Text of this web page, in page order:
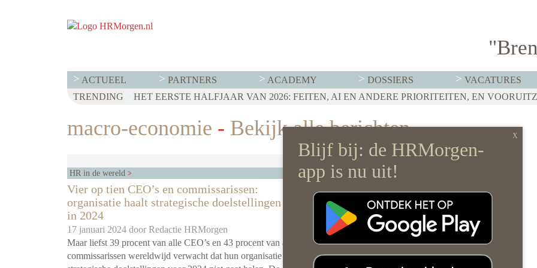
ACTUEEL PARTNERS ACADEMY DOSSIERS VACATURES
TRENDING WET LOONTRANSPARANTIE: DIT MOET HR NU AL REGELEN
HET EERSTE HALFJAAR VAN 2026: FEITEN, AI EN ANDERE PRIORITEITEN, EN
VOOR EEN SUCCESVOL RESERVISTENBELEID HOEF JE JE ORGANISATIE NIET OP Z’N
macro-economie - Bekijk alle berichten
HR in de wereld
Vier op tien CEO’s en commissarissen:
organisatie haalt strategische doelstellingen niet
in 2024
17 januari 2024 door Redactie HRMorgen
Maar liefst 39 procent van alle CEO’s en 43 procent van alle
commissarissen wereldwijd verwacht dat hun organisatie de